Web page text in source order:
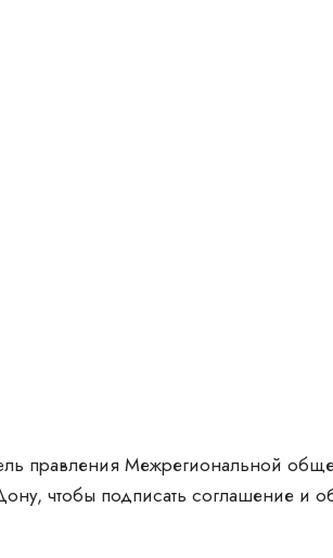
правления Межрегиональной
чтобы подписать соглашение и